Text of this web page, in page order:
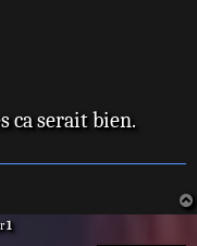
ca serait bien.
1